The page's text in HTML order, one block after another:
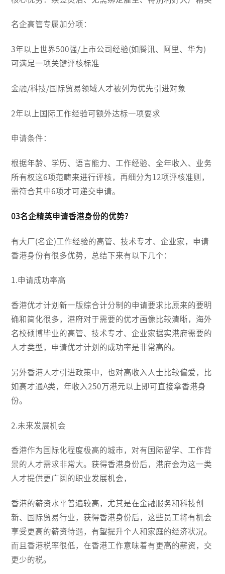
名企高管专属加分项：
3年以上世界500强/上市公司经验(如腾讯、阿里、华为)
可满足一项关键评核标准
金融/科技/国际贸易领域人才被列为优先引进对象
2年以上国际工作经验可额外达标一项要求
申请条件：
根据年龄、学历、语言能力、工作经验、全年收入、业务
所有权这6项范畴来进行评核，再细分为12项评核准则，
需符合其中6项才可递交申请。
03名企精英申请香港身份的优势?
有大厂(名企)工作经验的高管、技术专才、企业家，申请
香港身份有很多优势，总结下来有以下几个：
1.申请成功率高
香港优才计划新一版综合计分制的申请要求比原来的要明
确和简化很多，港府对于需要的优才画像比较清晰，海外
名校硕博毕业的高管、技术专才、企业家据实港府需要的
人才类型，申请优才计划的成功率是非常高的。
另外香港人才引进政策中，也对高收入人士比较偏爱，比
如高才通A类，年收入250万港元以上即可直接拿香港身
份。
2.未来发展机会
香港作为国际化程度极高的城市，对有国际留学、工作背
景的人才需求非常大。获得香港身份后，港府会为这一类
人才提供更广阔的职业发展机会，
香港的薪资水平普遍较高，尤其是在金融服务和科技创
新、国际贸易行业，获得香港身份后，这些员工将有机会
享受更高的薪资待遇，有望提升个人和家庭的经济状况。
而且香港税率很低，在香港工作意味着有更高的薪资，交
更少的税。